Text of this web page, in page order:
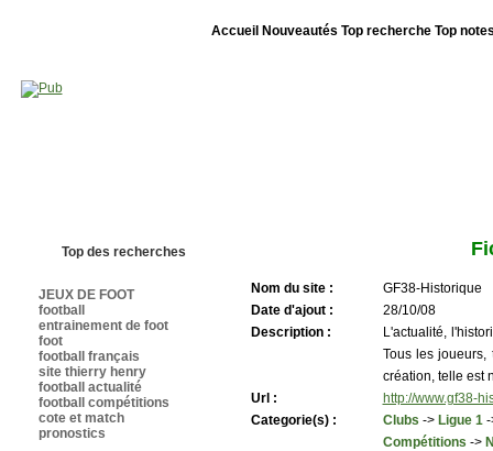
Accueil Nouveautés Top recherche Top
Top des recherches
JEUX DE FOOT
football
entrainement de foot
foot
football français
site thierry henry
football actualité
football compétitions
cote et match
pronostics
Nom du site :
GF38-Historique
Date d'ajout :
28/10/08
Description :
L'actualité,
Tous les
création, telle est
Url :
http://www.gf38-
Categorie(s) :
Clubs -> Ligue 1-
Compétitions ->